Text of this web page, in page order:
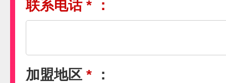
联系电话 * ：
加盟地区 * ：